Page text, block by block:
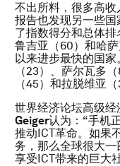
不出所料，很多高收
报告也发现另一些
了指数得分和总体
鲁吉亚（60）和哈
以来进步最快的国
（23）、萨尔瓦多
（45）和拉脱维亚
世界经济论坛高级
Geiger认为：“手机
推动ICT革命。如果
务，那么全球很大
享受ICT带来的巨大